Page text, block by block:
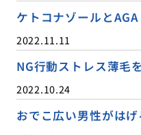
ケトコナゾールとAGA
2022.11.11
NG行動ストレス薄毛
2022.10.24
おでこ広い男性がは